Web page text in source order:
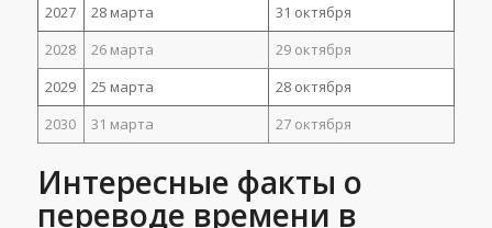
2027
28 марта
31 октября
2028
26 марта
29 октября
2029
25 марта
28 октября
2030
31 марта 27 октября
Интересные факты о
переводе времени в